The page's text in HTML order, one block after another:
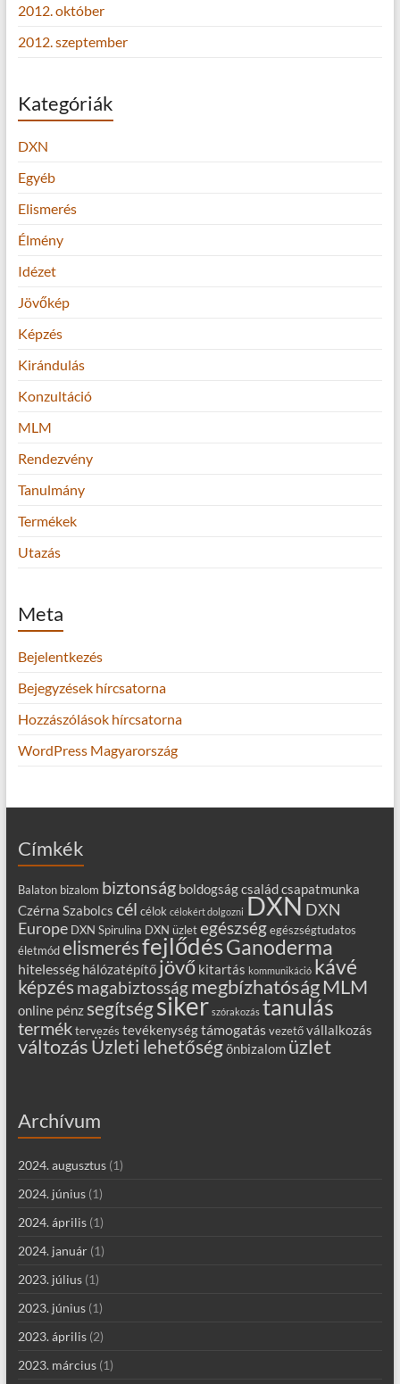
2012. október
2012. szeptember
Kategóriák
DXN
Egyéb
Elismerés
Élmény
Idézet
Jövőkép
Képzés
Kirándulás
Konzultáció
MLM
Rendezvény
Tanulmány
Termékek
Utazás
Meta
Bejelentkezés
Bejegyzések hírcsatorna
Hozzászólások hírcsatorna
WordPress Magyarország
Címkék
Balaton bizalom biztonság boldogságcsaládcsapatmunka
Czérna Szabolcs cél célok célokért dolgozni DXNDXN
Europe DXN Spirulina DXN üzlet egészség egészségtudatos
életmód elismerésfejlődésGanoderma
hitelesség hálózatépítő jövő kitartás kommunikáció kávé
képzésmagabiztosságmegbízhatóság MLM
online pénz segítségsiker szórakozás tanulás
termék tervezés tevékenységtámogatás vezető vállalkozás
változás Üzleti lehetőségönbizalom üzlet
Archívum
2024. augusztus(1)
2024. június(1)
2024. április(1)
2024. január(1)
2023. július(1)
2023. június(1)
2023. április(2)
2023. március(1)